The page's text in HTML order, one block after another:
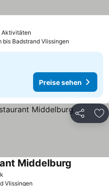
Aktivitäten
bis Badstrand Vlissingen
Preise sehen
Teilen
Middelburg
Vlissingen